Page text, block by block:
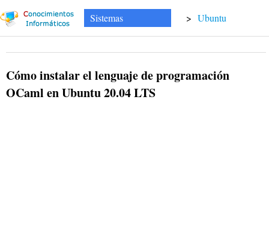
Sistemas > Ubuntu
Cómo instalar el lenguaje de programación
OCaml en Ubuntu 20.04 LTS